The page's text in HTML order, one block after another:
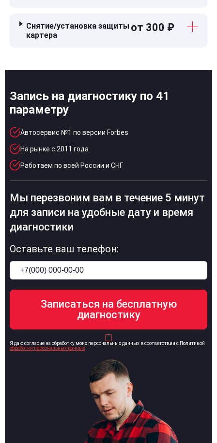
Снятие/установка защиты
картера
от 300 ₽
Запись на диагностику по 41
параметру
Автосервис №1 по версии Forbes
На рынке с 2011 года
Работаем по всей России и СНГ
Мы перезвоним вам в течение 5 минут
для записи на удобные дату и время
диагностики
Оставьте ваш телефон:
Я даю согласие на обработку моих персональных данных в соответствии с Политикой
обработки персональных данных